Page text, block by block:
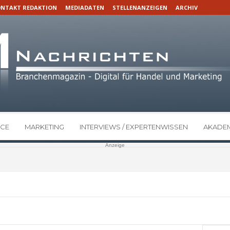
REDAKTION MEDIADATEN STELLENANZEIGEN ARCHIV
MARKETING INTERVIEWS / EXPERTENWISSEN
Anzeige